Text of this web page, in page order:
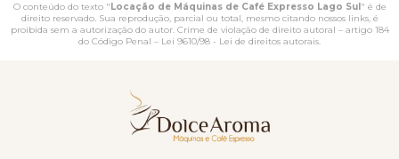
O conteúdo do texto " Locação de Máquinas de Café Expresso Lago Sul " é de
direito reservado. Sua reprodução, parcial ou total, mesmo citando nossos links, é
proibida sem a autorização do autor. Crime de violação de direito autoral – artigo 184
do Código Penal – Lei 9610/98 - Lei de direitos autorais.